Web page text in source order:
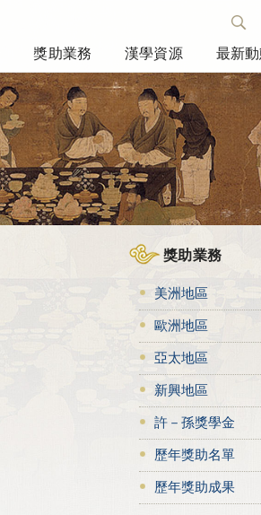
獎助業務 漢學資源 最新
獎助業務
美洲地區
歐洲地區
亞太地區
新興地區
許－孫獎學金
歷年獎助名單
歷年獎助成果